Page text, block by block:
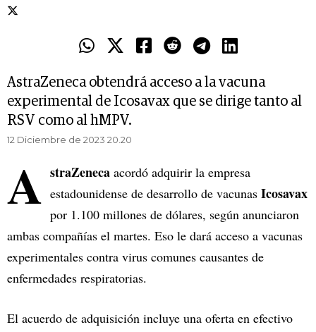
AstraZeneca obtendrá acceso a la vacuna
experimental de Icosavax que se dirige tanto al
RSV como al hMPV.
12 Diciembre de 2023 20.20
A straZeneca acordó adquirir la empresa
estadounidense de desarrollo de vacunas Icosavax
por 1.100 millones de dólares, según anunciaron
ambas compañías el martes. Eso le dará acceso a vacunas
experimentales contra virus comunes causantes de
enfermedades respiratorias.
El acuerdo de adquisición incluye una oferta en efectivo